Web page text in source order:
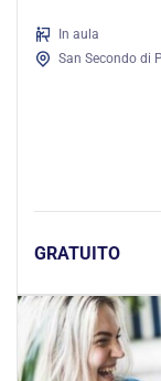
In aula
San Secondo di
GRATUITO